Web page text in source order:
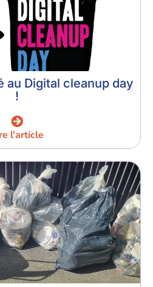
au Digital cleanup day
!
l'article